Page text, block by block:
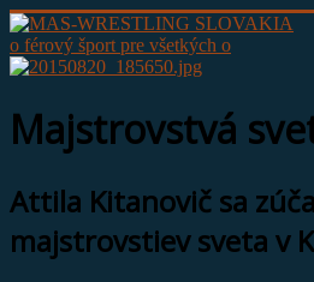
o férový šport pre všetkých o
Majstrovstvá
Attila Kitanovič sa
majstrovstiev sveta v